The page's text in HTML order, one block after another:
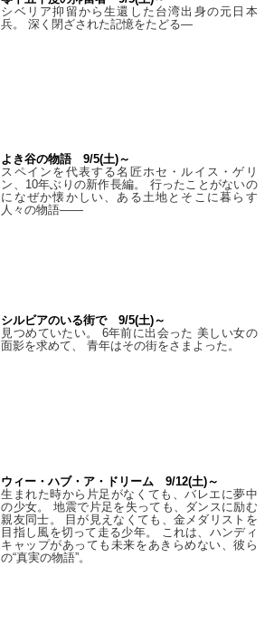
シベリア抑留から生還した台湾出身の元日本
兵。 深く閉ざされた記憶をたどる—
よき谷の物語 9/5(土)～
スペインを代表する名匠ホセ・ルイス・ゲリ
ン、10年ぶりの新作長編。 行ったことがないの
になぜか懐かしい、ある土地とそこに暮らす
人々の物語――
シルビアのいる街で 9/5(土)～
見つめていたい。 6年前に出会った 美しい女の
面影を求めて、 青年はその街をさまよった。
ウィー・ハブ・ア・ドリーム 9/12(土)～
生まれた時から片足がなくても、バレエに夢中
の少女。 地震で片足を失っても、ダンスに励む
親友同士。 目が見えなくても、金メダリストを
目指し風を切って走る少年。 これは、ハンディ
キャップがあっても未来をあきらめない、彼ら
の“真実の物語”。